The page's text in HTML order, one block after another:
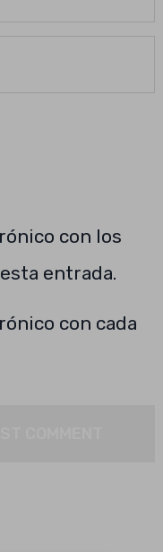
con los
entrada.
con cada